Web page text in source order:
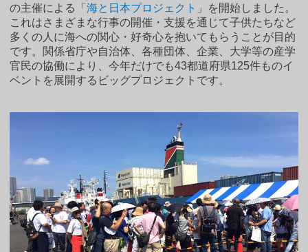
の主催による「海と日本プロジェクト 」を開始しました。
これはさまざまな行事の開催・支援を通じて子供たちなど
多くの人に海への関心・好奇心を抱いてもらうことが目的
です。関係省庁や自治体、各種団体、企業、大学等の産学
官民の協働により、今年だけでも43都道府県125件ものイ
ベントを展開するビッグプロジェクトです。